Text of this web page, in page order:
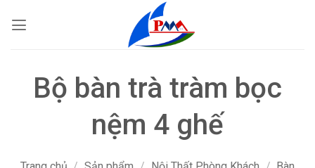
qua
Bộ bàn trà tràm bọc
nệm 4 ghế